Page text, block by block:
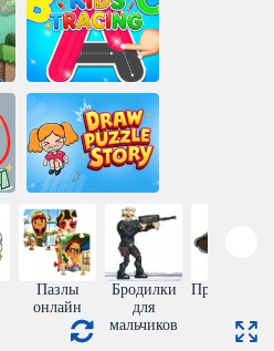
Обведение по
контуру
Draw Puzzle
Story
Пазлы
онлайн
Бродилки
для
мальчиков